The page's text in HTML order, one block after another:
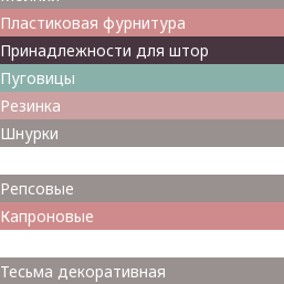
Пластиковая фурнитура
Принадлежности для штор
Пуговицы
Резинка
Шнурки
Репсовые
Капроновые
Тесьма декоративная